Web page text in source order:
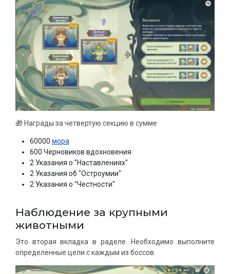
🎁 Награды за четвертую секцию в сумме
60000 мора
600 Черновиков вдохновения
2 Указания о "Наставлениях"
2 Указания об "Остроумии"
2 Указания о "Честности"
Наблюдение за крупными
животными
Это вторая вкладка в раделе. Необходимо выполните
определенные цели с каждым из боссов.